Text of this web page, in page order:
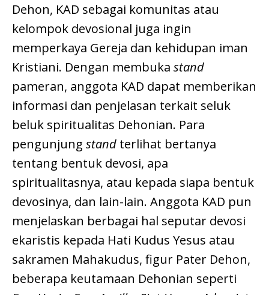
Dehon, KAD sebagai komunitas atau
kelompok devosional juga ingin
memperkaya Gereja dan kehidupan iman
Kristiani. Dengan membuka stand
pameran, anggota KAD dapat memberikan
informasi dan penjelasan terkait seluk
beluk spiritualitas Dehonian. Para
pengunjung stand terlihat bertanya
tentang bentuk devosi, apa
spiritualitasnya, atau kepada siapa bentuk
devosinya, dan lain-lain. Anggota KAD pun
menjelaskan berbagai hal seputar devosi
ekaristis kepada Hati Kudus Yesus atau
sakramen Mahakudus, figur Pater Dehon,
beberapa keutamaan Dehonian seperti